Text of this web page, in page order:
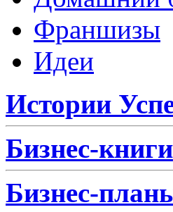
Франшизы
Идеи
Истории
Бизнес-книги
Бизнес-